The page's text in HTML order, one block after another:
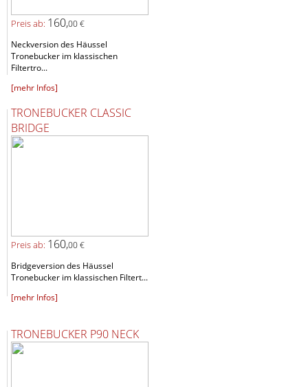
Preis ab: 160,00 €
Neckversion des Häussel
Tronebucker im klassischen
Filtertro...
[mehr Infos]
TRONEBUCKER CLASSIC
BRIDGE
Preis ab: 160,00 €
Bridgeversion des Häussel
Tronebucker im klassischen Filtert...
[mehr Infos]
TRONEBUCKER P90 NECK